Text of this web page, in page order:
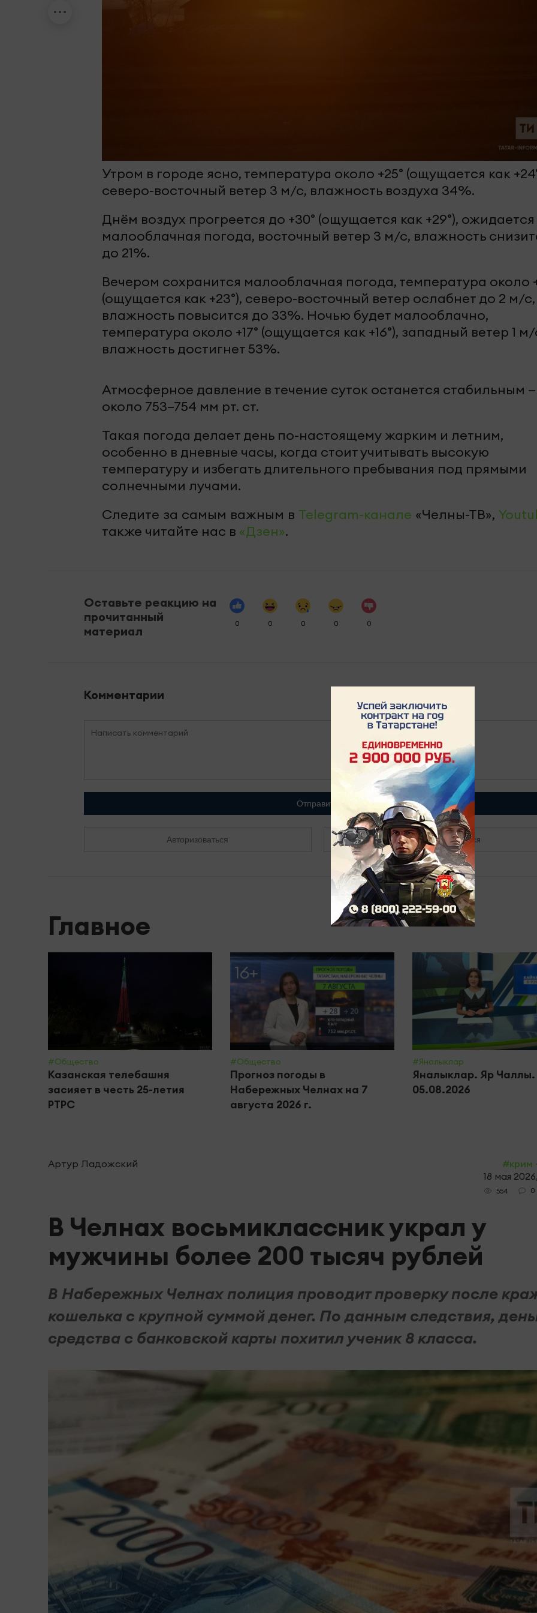
Утром в городе ясно, температура около +25° (ощущается как
северо-восточный ветер 3 м/с, влажность воздуха 34%.
Днём воздух прогреется до +30° (ощущается как +29°), ожидается
малооблачная погода, восточный ветер 3 м/с, влажность
до 21%.
Вечером сохранится малооблачная погода, температура около
(ощущается как +23°), северо-восточный ветер ослабнет до 2 м/с,
влажность повысится до 33%. Ночью будет малооблачно,
температура около +17° (ощущается как +16°), западный ветер 1 м/
влажность достигнет 53%.
Атмосферное давление в течение суток останется стабильным —
около 753–754 мм рт. ст.
Такая погода делает день по-настоящему жарким и летним,
особенно в дневные часы, когда стоит учитывать высокую
температуру и избегать длительного пребывания под прямыми
солнечными лучами.
Следите за самым важным в Telegram-канале «Челны-ТВ»,
также читайте нас в «Дзен».
Оставьте реакцию на
прочитанный
материал
0 0 0 0 0
Комментарии
Отправить
Авторизоваться Зарегистрироваться
Главное
#Общество
Казанская телебашня
засияет в честь 25-летия
РТРС
#Общество
Прогноз погоды в
Набережных Челнах на 7
августа 2026 г.
#Яналыклар
Яналыклар. Яр Чаллы.
05.08.2026
Артур Ладожский
#крим
18 мая
554 0
В Челнах восьмиклассник украл у
мужчины более 200 тысяч рублей
В Набережных Челнах полиция проводит проверку после
кошелька с крупной суммой денег. По данным следствия,
средства с банковской карты похитил ученик 8 класса.